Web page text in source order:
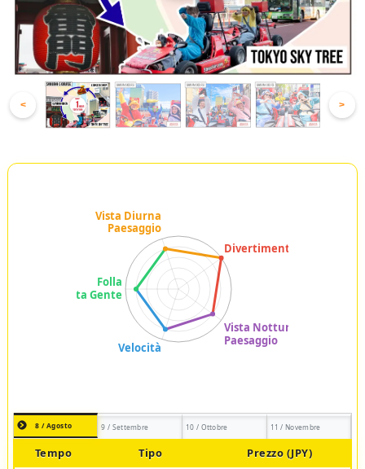
< >
8 / Agosto 9 / Settembre 10 / Ottobre 11 / Novembre
Tempo Tipo Prezzo (JPY)